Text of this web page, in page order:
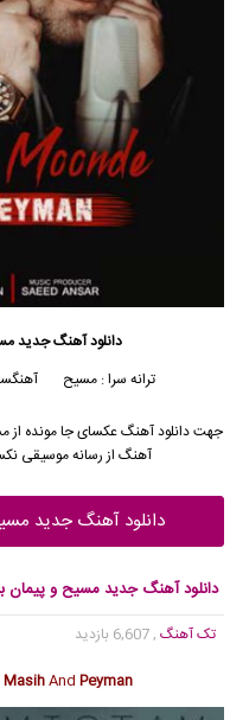
دانلود آهنگ جدید
ترانه سرا : مسیح
جهت دانلود آهنگ عکسای جا مونده از
آهنگ از رسانه موسیقی
دانلود آهنگ جدید
دانلود آهنگ جدید مسیح و پیمان
تک آهنگ , 6,607 بازدید
MasihAnd Peyman